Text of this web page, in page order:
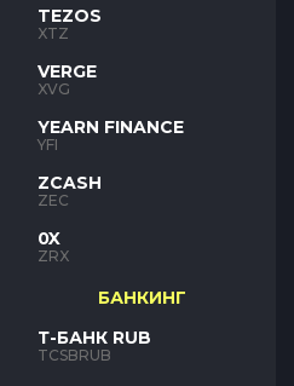
TEZOS
XTZ
VERGE
XVG
YEARN FINANCE
YFI
ZCASH
ZEC
0X
ZRX
БАНКИНГ
Т-БАНК RUB
TCSBRUB